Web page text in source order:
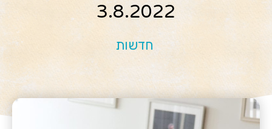
3.8.2022
חדשות